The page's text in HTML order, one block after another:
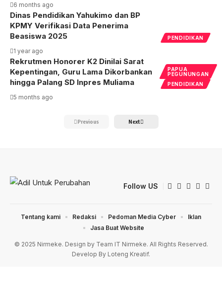
6 months ago
PENDIDIKAN
Dinas Pendidikan Yahukimo dan BP
KPMY Verifikasi Data Penerima
Beasiswa 2025
1 year ago
PAPUA
PEGUNUNGAN
PENDIDIKAN
Rekrutmen Honorer K2 Dinilai Sarat
Kepentingan, Guru Lama Dikorbankan
hingga Palang SD Inpres Muliama
5 months ago
Previous Next
Follow US
© 2025 Nirmeke. Design by Team IT Nirmeke. All Rights Reserved.
Develop By Loteng Kreatif.
Tentang kami Redaksi Pedoman Media Cyber
Iklan
Jasa Buat Website